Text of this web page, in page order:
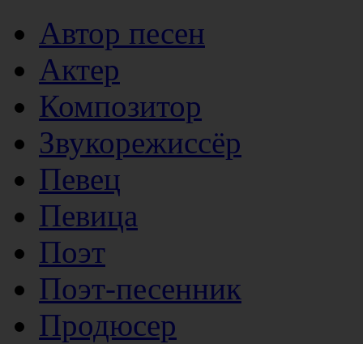
Автор песен
Актер
Композитор
Звукорежиссёр
Певец
Певица
Поэт
Поэт-песенник
Продюсер